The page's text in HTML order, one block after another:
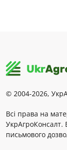
© 2004-2026,
Всі права на
УкрАгроКонсалт.
письмового